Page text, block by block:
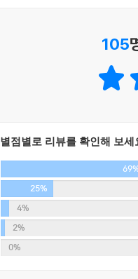
105
별점별로 리뷰를 확인해 보세
25%
4%
2%
0%